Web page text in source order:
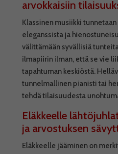
arvokkaisiin
Klassinen musiikki
eleganssista ja
välittämään syvällisiä
ilmapiirin ilman, että se vie
tapahtuman keskiöstä.
tunnelmallinen pianisti tai
tehdä tilaisuudesta
Eläkkeelle
ja arvostuksen
Eläkkeelle jääminen on